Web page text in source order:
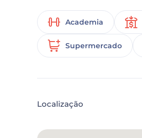
Academia
Supermercado
Localização